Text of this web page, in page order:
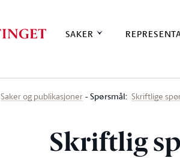
SAKER
Saker og publikasjoner Spørsmål: Skriftlige
Skriftlig